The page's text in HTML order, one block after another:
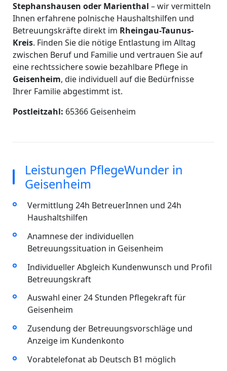
Stephanshausen oder Marienthal – wir vermitteln
Ihnen erfahrene polnische Haushaltshilfen und
Betreuungskräfte direkt im Rheingau-Taunus-
Kreis. Finden Sie die nötige Entlastung im Alltag
zwischen Beruf und Familie und vertrauen Sie auf
eine rechtssichere sowie bezahlbare Pflege in
Geisenheim, die individuell auf die Bedürfnisse
Ihrer Familie abgestimmt ist.
Postleitzahl: 65366 Geisenheim
Leistungen PflegeWunder in
Geisenheim
Vermittlung 24h BetreuerInnen und 24h
Haushaltshilfen
Anamnese der individuellen
Betreuungssituation in Geisenheim
Individueller Abgleich Kundenwunsch und Profil
Betreuungskraft
Auswahl einer 24 Stunden Pflegekraft für
Geisenheim
Zusendung der Betreuungsvorschläge und
Anzeige im Kundenkonto
Vorabtelefonat ab Deutsch B1 möglich